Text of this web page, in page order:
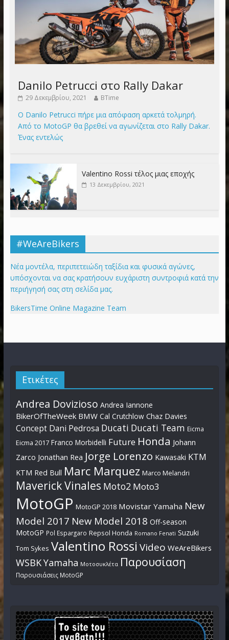
Danilo Petrucci στο Rally Dakar
29 Δεκεμβρίου, 2021 BTime
Ο Danilo Petrucci πήρε μια απόφαση αρκετά τολμηρή.
Από το MotoGP θα βρεθεί να αγωνίζεται στο Rally Dakar.
Ένας εντελώς
Valentino Rossi τέλος μιας εποχής
13 Δεκεμβρίου, 2021
#WeAreBikers
Νέα μοντέλα, περιπετειώδη ταξίδια και φυσικά αγώνες,
υπόσχονται να σας κρατήσουν ευχάριστη συντροφιά κατά την
περιήγησή σας στη σελίδα μας.
BikersTime Online Magazine Team
Ετικέτες
Andrea Dovizioso Andrea Iannone
BikerOfTheWeek BMW Cal Crutchlow Chaz Davies
Concept Dani Pedrosa Ducati Ducati Team Eicma
Eicma 2017 Franco Morbidelli Future Honda Johann
Zarco Jonathan Rea Jorge Lorenzo Kawasaki KTM
KTM Red Bull Marc Marquez Marco Melandri
Maverick Vinales Moto2 Moto3
MotoGP MotoGP 2018 Movistar Yamaha New
Model 2017 New Model 2018 Off-season
MotoGP Pol Espargaro Repsol Honda Romano Fenati Suzuki
Tom Sykes Valentino Rossi Video WeAreBikers
WSBKYamaha Μοτοσυκλέτα Παρουσίαση
Παρουσιάσεις MotoGP